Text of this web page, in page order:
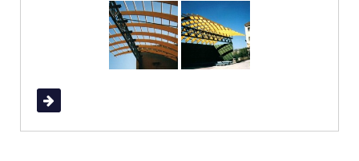
Read More